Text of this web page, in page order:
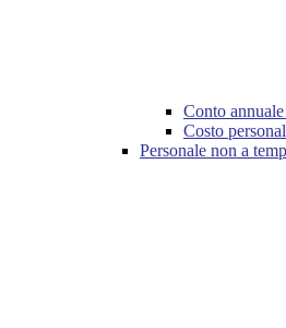
Conto
Costo
Personale non a